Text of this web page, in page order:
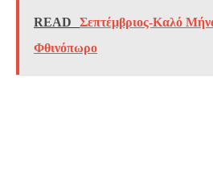
READ
Σεπτέμβριος-Καλό
Φθινόπωρο